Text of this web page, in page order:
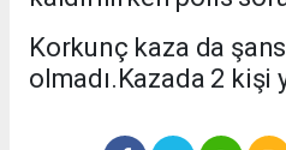
Korkunç kaza da
olmadı.Kazada 2 kişi